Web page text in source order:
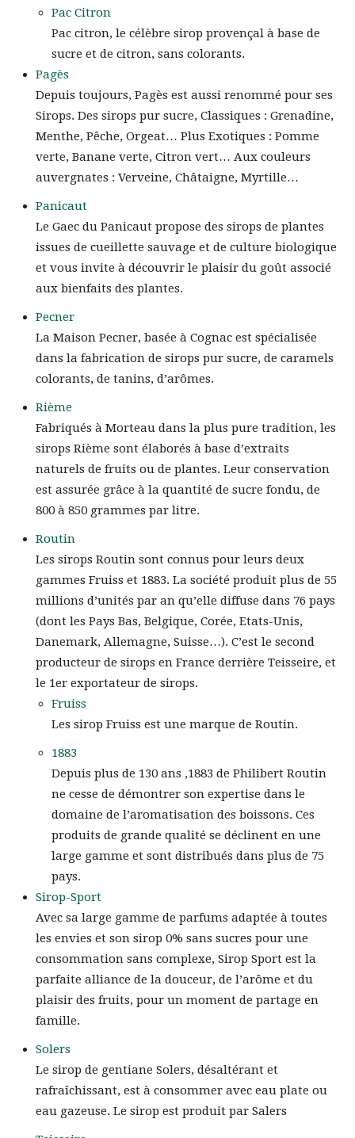
Pac Citron
Pac citron, le célèbre sirop provençal à base de
sucre et de citron, sans colorants.
Pagès
Depuis toujours, Pagès est aussi renommé pour ses
Sirops. Des sirops pur sucre, Classiques : Grenadine,
Menthe, Pêche, Orgeat… Plus Exotiques : Pomme
verte, Banane verte, Citron vert… Aux couleurs
auvergnates : Verveine, Châtaigne, Myrtille…
Panicaut
Le Gaec du Panicaut propose des sirops de plantes
issues de cueillette sauvage et de culture biologique
et vous invite à découvrir le plaisir du goût associé
aux bienfaits des plantes.
Pecner
La Maison Pecner, basée à Cognac est spécialisée
dans la fabrication de sirops pur sucre, de caramels
colorants, de tanins, d’arômes.
Rième
Fabriqués à Morteau dans la plus pure tradition, les
sirops Rième sont élaborés à base d’extraits
naturels de fruits ou de plantes. Leur conservation
est assurée grâce à la quantité de sucre fondu, de
800 à 850 grammes par litre.
Routin
Les sirops Routin sont connus pour leurs deux
gammes Fruiss et 1883. La société produit plus de 55
millions d’unités par an qu’elle diffuse dans 76 pays
(dont les Pays Bas, Belgique, Corée, Etats-Unis,
Danemark, Allemagne, Suisse…). C’est le second
producteur de sirops en France derrière Teisseire, et
le 1er exportateur de sirops.
Fruiss
Les sirop Fruiss est une marque de Routin.
1883
Depuis plus de 130 ans ,1883 de Philibert Routin
ne cesse de démontrer son expertise dans le
domaine de l’aromatisation des boissons. Ces
produits de grande qualité se déclinent en une
large gamme et sont distribués dans plus de 75
pays.
Sirop-Sport
Avec sa large gamme de parfums adaptée à toutes
les envies et son sirop 0% sans sucres pour une
consommation sans complexe, Sirop Sport est la
parfaite alliance de la douceur, de l’arôme et du
plaisir des fruits, pour un moment de partage en
famille.
Solers
Le sirop de gentiane Solers, désaltérant et
rafraîchissant, est à consommer avec eau plate ou
eau gazeuse. Le sirop est produit par Salers